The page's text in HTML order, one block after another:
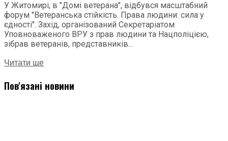
У Житомирі, в "Домі ветерана", відбувся масштабний
форум "Ветеранська стійкість. Права людини: сила у
єдності". Захід, організований Секретаріатом
Уповноваженого ВРУ з прав людини та Нацполіцією,
зібрав ветеранів, представників...
Читати ще
Пов'язані новини